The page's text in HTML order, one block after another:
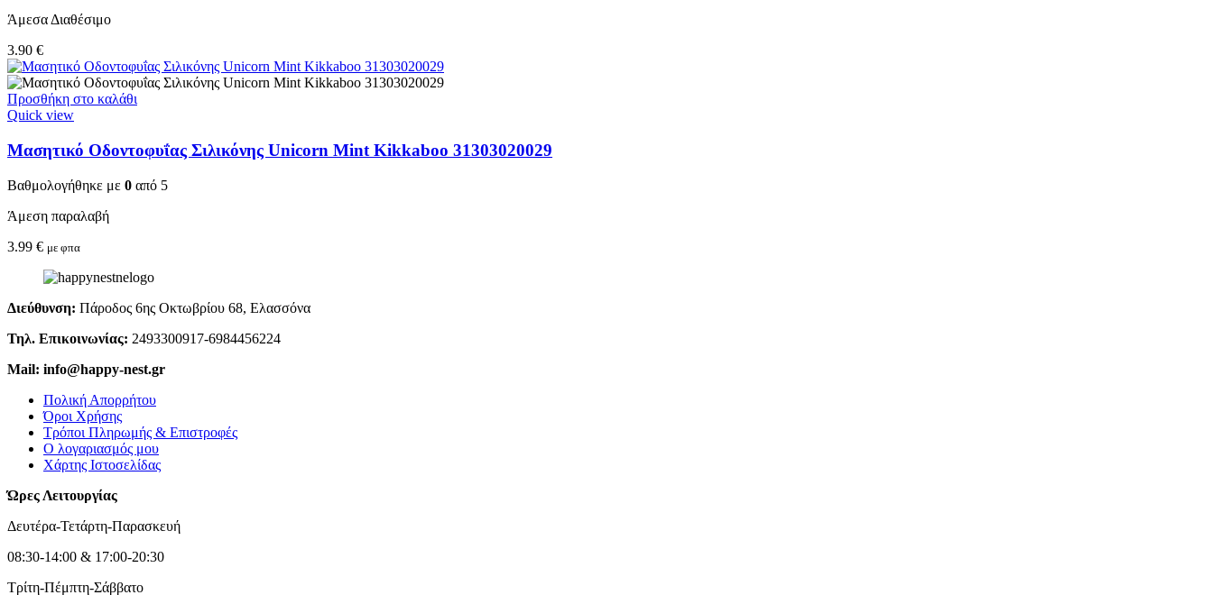
Άμεσα Διαθέσιμο
3.90 €
Προσθήκη στο καλάθι
Quick view
Μασητικό Οδοντοφυΐας Σιλικόνης Unicorn Mint Kikkaboo 31303020029
Βαθμολογήθηκε με 0 από 5
Άμεση παραλαβή
3.99 € με φπα
Διεύθυνση: Πάροδος 6ης Οκτωβρίου 68, Ελασσόνα
Τηλ. Επικοινωνίας: 2493300917-6984456224
Mail: info@happy-nest.gr
Πολική Απορρήτου
Όροι Χρήσης
Τρόποι Πληρωμής & Επιστροφές
Ο λογαριασμός μου
Χάρτης Ιστοσελίδας
Ώρες Λειτουργίας
Δευτέρα-Τετάρτη-Παρασκευή
08:30-14:00 & 17:00-20:30
Τρίτη-Πέμπτη-Σάββατο